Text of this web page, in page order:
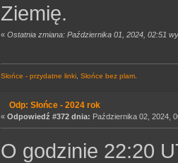
Ziemię.
« Ostatnia zmiana: Października 01, 2024, 02:51
Słońce - przydatne linki, Słońce bez plam.
Odp: Słońce - 2024 rok
« Odpowiedź #372 dnia: Października 02, 2024,
O godzinie 22:20